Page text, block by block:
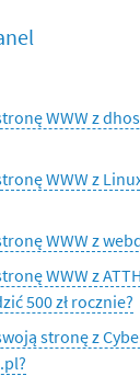
WWW z
WWW z
WWW z
WWW z
500 zł rocznie?
stronę z